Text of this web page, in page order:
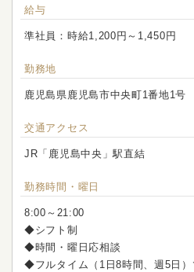
給与
準社員：時給1,200円～1,450円
勤務地
鹿児島県鹿児島市中央町1番地1
交通アクセス
JR「鹿児島中央」駅直結
勤務時間・曜日
8:00～21:00
◆シフト制
◆時間・曜日応相談
◆フルタイム（1日8時間、週5日）